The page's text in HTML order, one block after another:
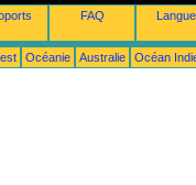
FAQ
Océanie Australie Océan